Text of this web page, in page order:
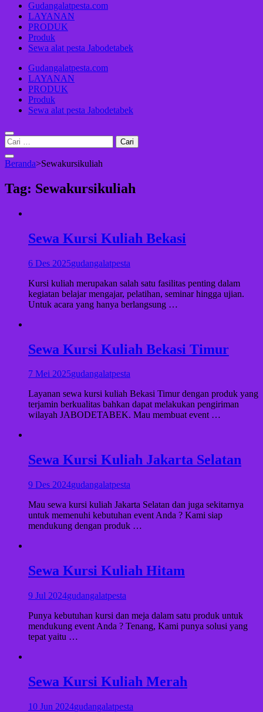
Gudangalatpesta.com
LAYANAN
PRODUK
Produk
Sewa alat pesta Jabodetabek
Gudangalatpesta.com
LAYANAN
PRODUK
Produk
Sewa alat pesta Jabodetabek
Cari
untuk:
Beranda>Sewakursikuliah
Tag: Sewakursikuliah
Sewa Kursi Kuliah Bekasi
6 Des 2025gudangalatpesta
Kursi kuliah merupakan salah satu fasilitas penting dalam
kegiatan belajar mengajar, pelatihan, seminar hingga ujian.
Untuk acara yang hanya berlangsung …
Sewa Kursi Kuliah Bekasi Timur
7 Mei 2025gudangalatpesta
Layanan sewa kursi kuliah Bekasi Timur dengan produk yang
terjamin berkualitas bahkan dapat melakukan pengiriman
wilayah JABODETABEK. Mau membuat event …
Sewa Kursi Kuliah Jakarta Selatan
9 Des 2024gudangalatpesta
Mau sewa kursi kuliah Jakarta Selatan dan juga sekitarnya
untuk memenuhi kebutuhan event Anda ? Kami siap
mendukung dengan produk …
Sewa Kursi Kuliah Hitam
9 Jul 2024gudangalatpesta
Punya kebutuhan kursi dan meja dalam satu produk untuk
mendukung event Anda ? Tenang, Kami punya solusi yang
tepat yaitu …
Sewa Kursi Kuliah Merah
10 Jun 2024gudangalatpesta